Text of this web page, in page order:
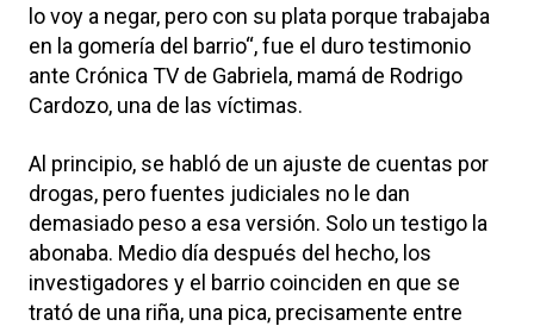
lo voy a negar, pero con su plata porque trabajaba
en la gomería del barrio“, fue el duro testimonio
ante Crónica TV de Gabriela, mamá de Rodrigo
Cardozo, una de las víctimas.
Al principio, se habló de un ajuste de cuentas por
drogas, pero fuentes judiciales no le dan
demasiado peso a esa versión. Solo un testigo la
abonaba. Medio día después del hecho, los
investigadores y el barrio coinciden en que se
trató de una riña, una pica, precisamente entre